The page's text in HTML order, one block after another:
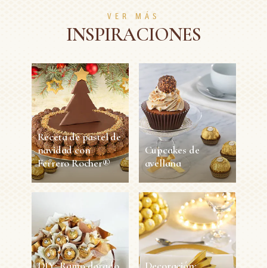
VER MÁS
INSPIRACIONES
Receta de pastel de
navidad con
Ferrero Rocher®
navidad con
Ferrero Rocher®
120 min 8 Difícil
Cupcakes de
avellana
Cupcakes de
avellana
45 min 12 Fácil
DIY: Ramo dorado
Decoración: